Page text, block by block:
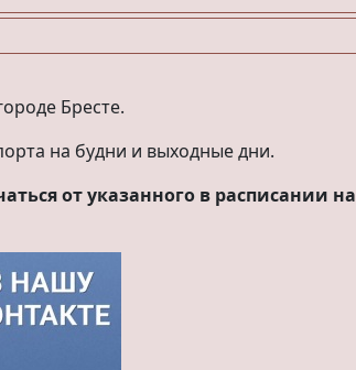
Бресте.
на будни и выходные дни.
от указанного в расписании на